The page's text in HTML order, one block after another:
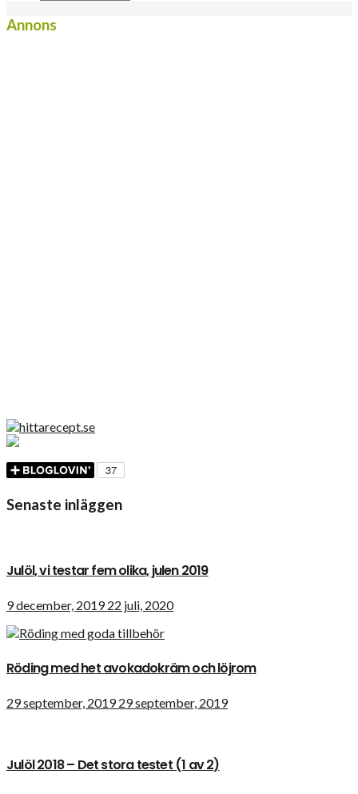
Annons
Senaste inläggen
Julöl, vi testar fem olika, julen 2019
9 december, 2019 22 juli, 2020
Röding med het avokadokräm och löjrom
29 september, 2019 29 september, 2019
Julöl 2018 – Det stora testet (1 av 2)